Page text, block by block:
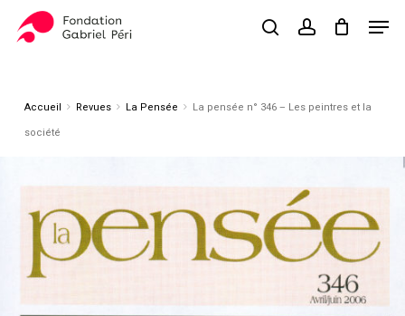
searchaccount
Panier Close
Accueil Revues La Pensée
La pensée n° 346 – Les peintres et la
société